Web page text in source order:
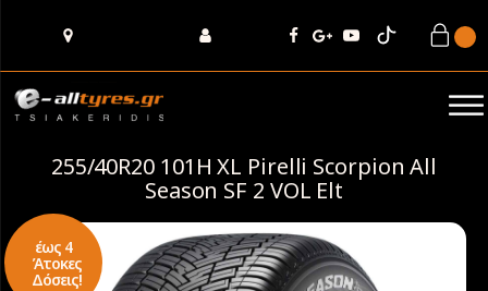
255/40R20 101H XL Pirelli Scorpion All
Season SF 2 VOL Elt
έως 4
Άτοκες
Δόσεις!